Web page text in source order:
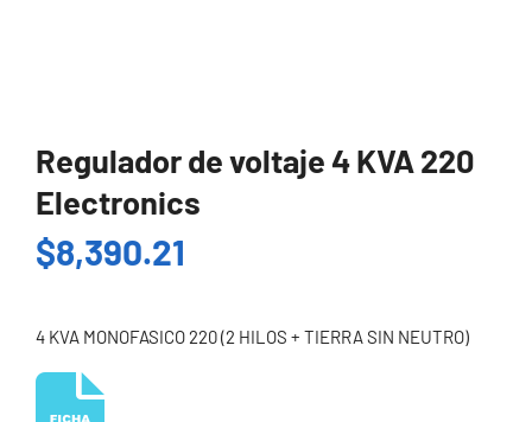
Regulador de voltaje 4 KVA 220
Electronics
$8,390.21
4 KVA MONOFASICO 220 (2 HILOS + TIERRA SIN NEUTRO)